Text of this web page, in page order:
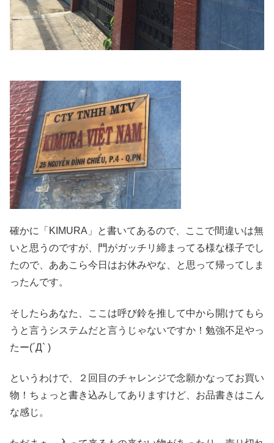
確かに「KIMURA」と書いてあるので、ここで間違いは無
いと思うのですが、門がガッチリ締まってる様な様子でし
たので、ああこら今日はお休みやな、と思って帰ってしま
ったんです。
そしたらあなた、ここは呼び鈴を推して中から開けてもら
うと言うシステムだと言うじゃないですか！勉強不足やっ
たー(´Д` )
というわけで、２回目のチャレンジで念願かなってお買い
物！ちょっと書き込みしてありますけど、お品書きはこん
な感じ。